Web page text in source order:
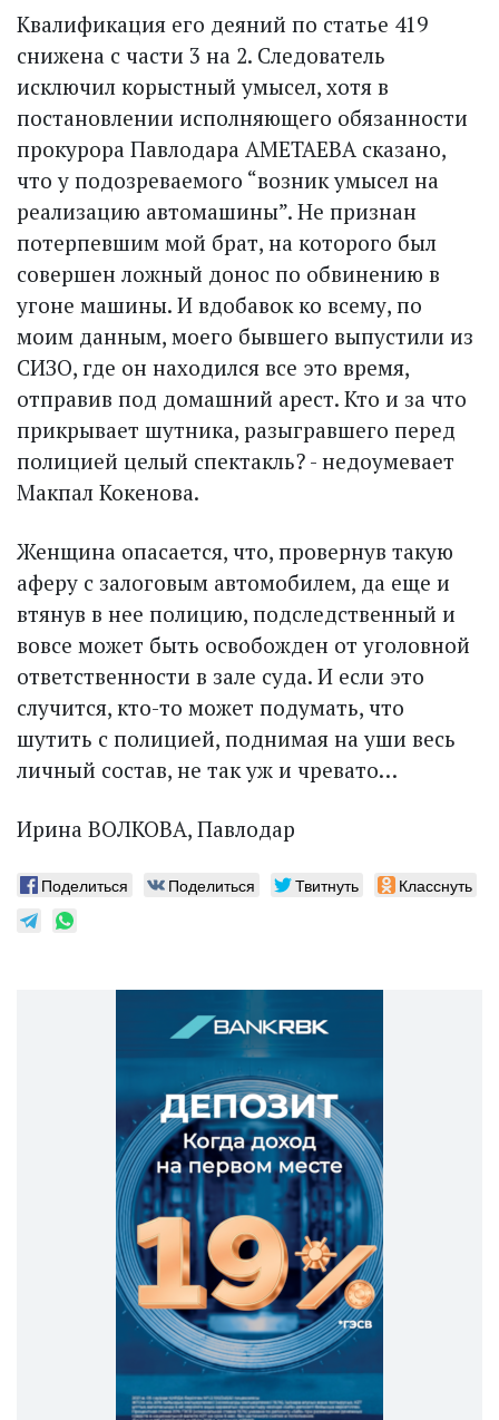
Квалификация его деяний по статье 419
снижена с части 3 на 2. Следователь
исключил корыстный умысел, хотя в
постановлении исполняющего обязанности
прокурора Павлодара АМЕТАЕВА сказано,
что у подозреваемого “возник умысел на
реализацию автомашины”. Не признан
потерпевшим мой брат, на которого был
совершен ложный донос по обвинению в
угоне машины. И вдобавок ко всему, по
моим данным, моего бывшего выпустили из
СИЗО, где он находился все это время,
отправив под домашний арест. Кто и за что
прикрывает шутника, разыгравшего перед
полицией целый спектакль? - недоумевает
Макпал Кокенова.
Женщина опасается, что, провернув такую
аферу с залоговым автомобилем, да еще и
втянув в нее полицию, подследственный и
вовсе может быть освобожден от уголовной
ответственности в зале суда. И если это
случится, кто-то может подумать, что
шутить с полицией, поднимая на уши весь
личный состав, не так уж и чревато…
Ирина ВОЛКОВА, Павлодар
Поделиться Поделиться Твитнуть Класснуть